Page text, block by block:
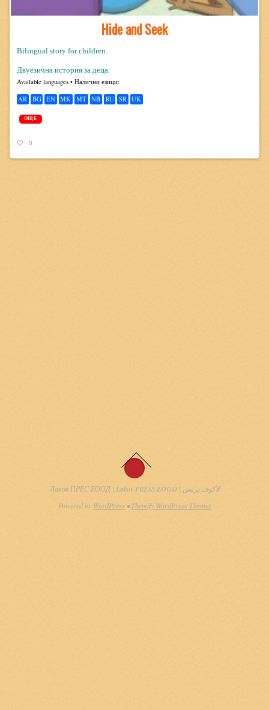
Hide and Seek
Bilingual story for children.
Двуезична история за деца.
Avail­able lan­guages • Налични езици:
AR BG EN MK MT NB RU SR UK
ОЩЕ
0